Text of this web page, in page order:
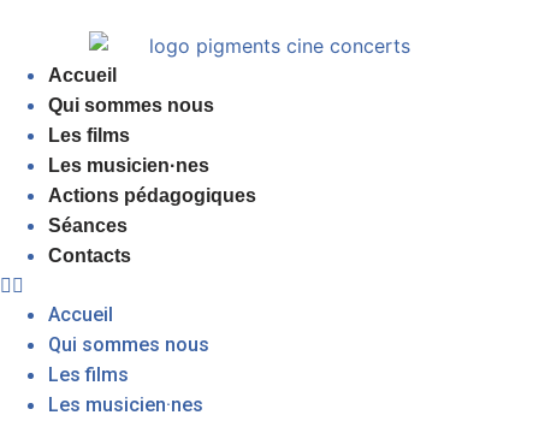
Accueil
Qui sommes nous
Les films
Les musicien·nes
Actions pédagogiques
Séances
Contacts
Accueil
Qui sommes nous
Les films
Les musicien·nes